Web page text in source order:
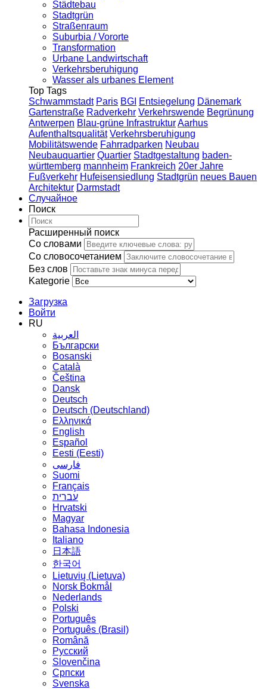
Städtebau
Stadtgrün
Straßenraum
Suburbia / Vororte
Transformation
Urbane Landwirtschaft
Verkehrsberuhigung
Wasser als urbanes Element
Top Tags
Schwammstadt Paris BGI Entsiegelung Dänemark
Gartenstraße Radverkehr Verkehrswende Begrünung
Antwerpen Blau-grüne InfrastrukturAarhus
Aufenthaltsqualität Verkehrsberuhigung
Mobilitätswende Fahrradparken Neubau
Neubauquartier Quartier Stadtgestaltung baden-
württemberg mannheim Frankreich 20er Jahre
Fußverkehr Hufeisensiedlung Stadtgrün neues Bauen
Architektur Darmstadt
Случайное
Поиск
Расширенный поиск
Со словами
Со словосочетанием
Без слов
Kategorie
Загрузка
Войти
RU
العربية
Български
Bosanski
Сatalà
Čeština
Dansk
Deutsch
Deutsch (Deutschland)
Ελληνικά
English
Español
Eesti (Eesti)
فارسی
Suomi
Français
עברית
Hrvatski
Magyar
Bahasa Indonesia
Italiano
日本語
한국어
Lietuvių (Lietuva)
‪Norsk Bokmål‬
Nederlands
Polski
Português
Português (Brasil)
Română
Русский
Slovenčina
Српски
Svenska